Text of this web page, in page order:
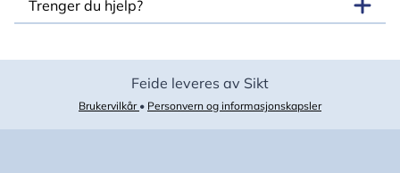
Trenger du hjelp?
Feide leveres av Sikt
Brukervilkår • Personvern og informasjonskapsler